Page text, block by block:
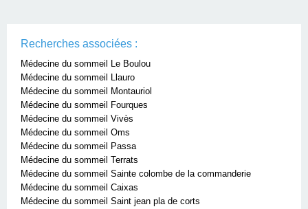
Recherches associées :
Médecine du sommeil Le Boulou
Médecine du sommeil Llauro
Médecine du sommeil Montauriol
Médecine du sommeil Fourques
Médecine du sommeil Vivès
Médecine du sommeil Oms
Médecine du sommeil Passa
Médecine du sommeil Terrats
Médecine du sommeil Sainte colombe de la commanderie
Médecine du sommeil Caixas
Médecine du sommeil Saint jean pla de corts